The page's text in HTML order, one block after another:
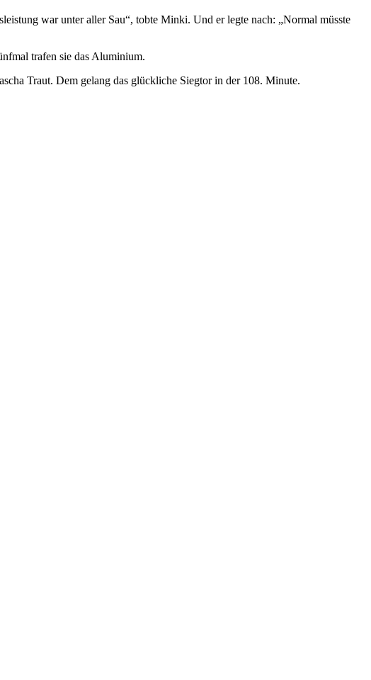
war unter aller Sau“, tobte Minki. Und er legte nach: „Normal müsste
trafen sie das Aluminium.
Traut. Dem gelang das glückliche Siegtor in der 108. Minute.